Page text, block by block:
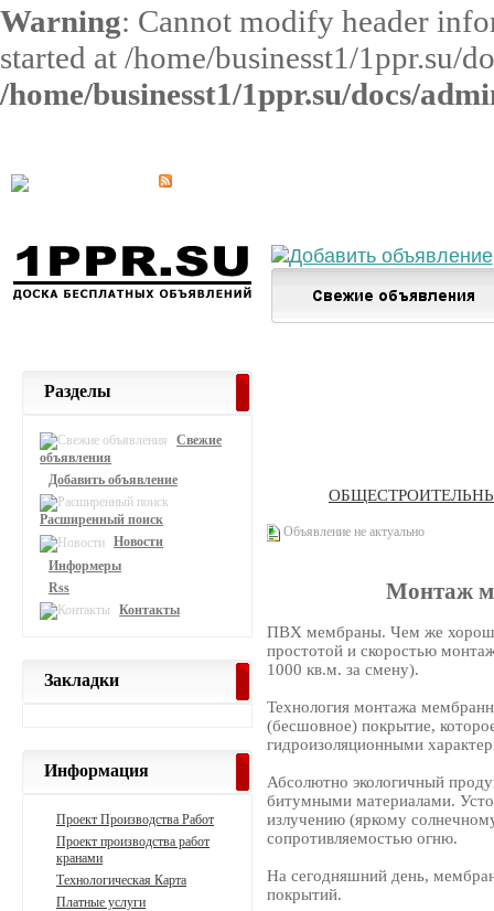
Warning: Cannot modify header
started at /home/businesst1/1ppr.su/
/home/businesst1/1ppr.su/docs/
Объявление не актуально
Монтаж
ПВХ мембраны. Чем же
простотой и скоростью
1000 кв.м. за смену).
Технология монтажа
(бесшовное) покрытие,
гидроизоляционными
Абсолютно экологичный
битумными материалами.
излучению (яркому
сопротивляемостью огню.
На сегодняшний день,
покрытий.
Разделы
Свежие
объявления
Добавить объявление
Расширенный поиск
Новости
Информеры
Rss
Контакты
Закладки
Информация
Проект Производства Работ
Проект производства работ
кранами
Технологическая Карта
Платные услуги